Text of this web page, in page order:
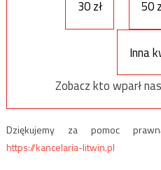
30 zł
50
Inna
Zobacz kto wparł
Dziękujemy za pomoc
https://kancelaria-litwin.pl